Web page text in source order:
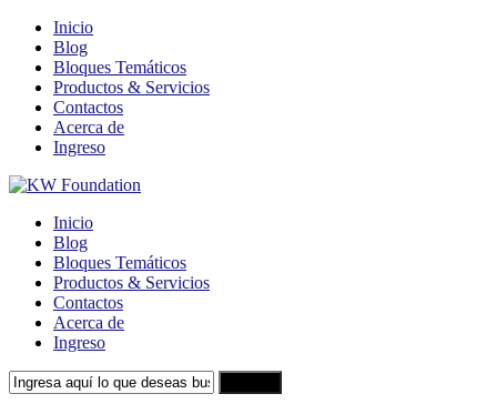
Inicio
Blog
Bloques Temáticos
Productos & Servicios
Contactos
Acerca de
Ingreso
Inicio
Blog
Bloques Temáticos
Productos & Servicios
Contactos
Acerca de
Ingreso